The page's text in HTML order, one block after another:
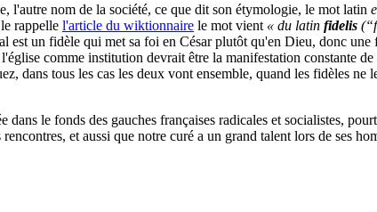
l'autre nom de la société, ce que dit son étymologie, le mot latin
rappelle l'article du wiktionnaire le mot vient « du latin fidelis
est un fidèle qui met sa foi en César plutôt qu'en Dieu, donc
comme institution devrait être la manifestation constante
dans tous les cas les deux vont ensemble, quand les fidèles ne
le fonds des gauches françaises radicales et socialistes,
et aussi que notre curé a un grand talent lors de ses